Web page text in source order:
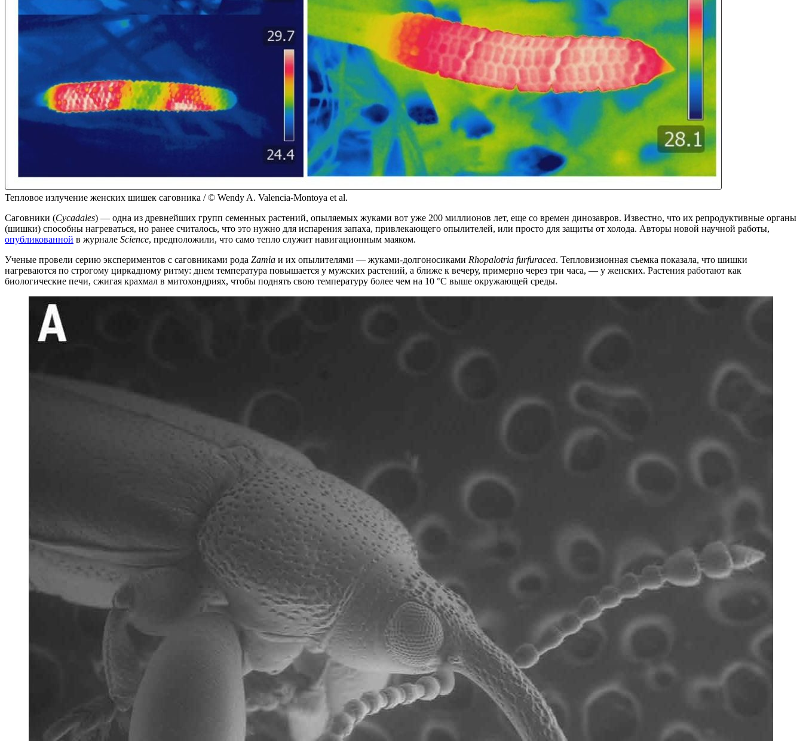
Тепловое излучение женских шишек саговника / © Wendy A. Valencia-Montoya et al.
Саговники (Cycadales) — одна из древнейших групп семенных растений, опыляемых жуками вот уже 200 миллионов лет, еще со времен динозавров. Известно, что их репродуктивные органы
(шишки) способны нагреваться, но ранее считалось, что это нужно для испарения запаха, привлекающего опылителей, или просто для защиты от холода. Авторы новой научной работы,
опубликованной в журнале Science, предположили, что само тепло служит навигационным маяком.
Ученые провели серию экспериментов с саговниками рода Zamia и их опылителями — жуками-долгоносиками Rhopalotria furfuracea. Тепловизионная съемка показала, что шишки
нагреваются по строгому циркадному ритму: днем температура повышается у мужских растений, а ближе к вечеру, примерно через три часа, — у женских. Растения работают как
биологические печи, сжигая крахмал в митохондриях, чтобы поднять свою температуру более чем на 10 °C выше окружающей среды.